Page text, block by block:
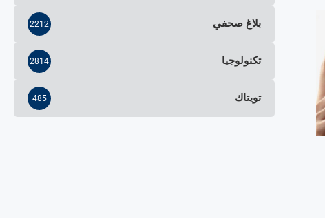
بلاغ صحفي 2212
تكنولوجيا 2814
تويتاك 485